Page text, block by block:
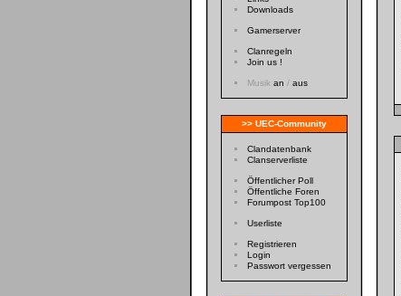
Downloads
Gamerserver
Clanregeln
Join us !
Musik an / aus
>> UEC-Community
Clandatenbank
Clanserverliste
Öffentlicher Poll
Öffentliche Foren
Forumpost Top100
Userliste
Registrieren
Login
Passwort vergessen